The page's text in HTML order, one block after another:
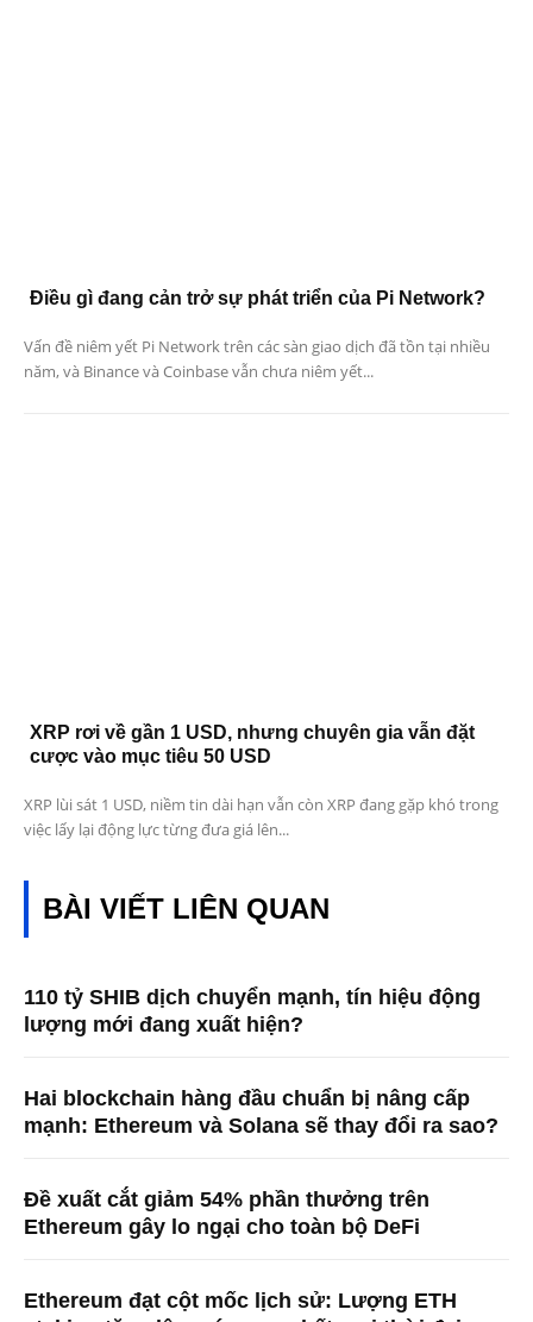
Điều gì đang cản trở sự phát triển của Pi Network?
Vấn đề niêm yết Pi Network trên các sàn giao dịch đã tồn tại nhiều
năm, và Binance và Coinbase vẫn chưa niêm yết...
XRP rơi về gần 1 USD, nhưng chuyên gia vẫn đặt
cược vào mục tiêu 50 USD
XRP lùi sát 1 USD, niềm tin dài hạn vẫn còn XRP đang gặp khó trong
việc lấy lại động lực từng đưa giá lên...
BÀI VIẾT LIÊN QUAN
110 tỷ SHIB dịch chuyển mạnh, tín hiệu động
lượng mới đang xuất hiện?
Hai blockchain hàng đầu chuẩn bị nâng cấp
mạnh: Ethereum và Solana sẽ thay đổi ra sao?
Đề xuất cắt giảm 54% phần thưởng trên
Ethereum gây lo ngại cho toàn bộ DeFi
Ethereum đạt cột mốc lịch sử: Lượng ETH